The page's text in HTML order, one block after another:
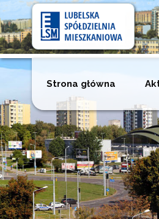
do
treści
Strona główna